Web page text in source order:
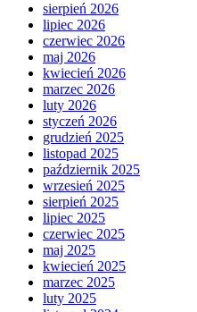
sierpień 2026
lipiec 2026
czerwiec 2026
maj 2026
kwiecień 2026
marzec 2026
luty 2026
styczeń 2026
grudzień 2025
listopad 2025
październik 2025
wrzesień 2025
sierpień 2025
lipiec 2025
czerwiec 2025
maj 2025
kwiecień 2025
marzec 2025
luty 2025